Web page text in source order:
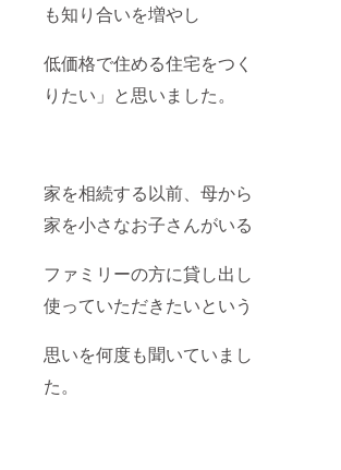
も知り合いを増やし
低価格で住める住宅をつく
りたい」と思いました。
家を相続する以前、母から
家を小さなお子さんがいる
ファミリーの方に貸し出し
使っていただきたいという
思いを何度も聞いていまし
た。